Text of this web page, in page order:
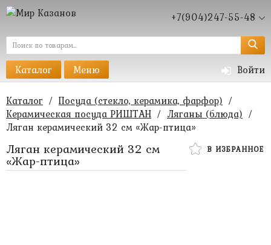
+7(904)247-55-48
Каталог Меню Войти
Каталог / Посуда (стекло, керамика, фарфор) /
Керамическая посуда РИШТАН / Ляганы (блюда) /
Ляган керамический 32 см «Жар-птица»
В ИЗБРАННОЕ
Ляган керамический 32 см
«Жар-птица»